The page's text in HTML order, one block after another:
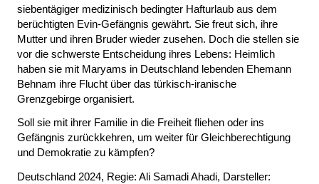
siebentägiger medizinisch bedingter Hafturlaub aus dem
berüchtigten Evin-Gefängnis gewährt. Sie freut sich, ihre
Mutter und ihren Bruder wieder zusehen. Doch die stellen sie
vor die schwerste Entscheidung ihres Lebens: Heimlich
haben sie mit Maryams in Deutschland lebenden Ehemann
Behnam ihre Flucht über das türkisch-iranische
Grenzgebirge organisiert.
Soll sie mit ihrer Familie in die Freiheit fliehen oder ins
Gefängnis zurückkehren, um weiter für Gleichberechtigung
und Demokratie zu kämpfen?
Deutschland 2024, Regie: Ali Samadi Ahadi, Darsteller: